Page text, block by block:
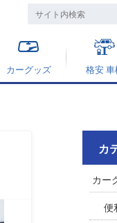
カーグッズ 格安 車
カ
カー
便